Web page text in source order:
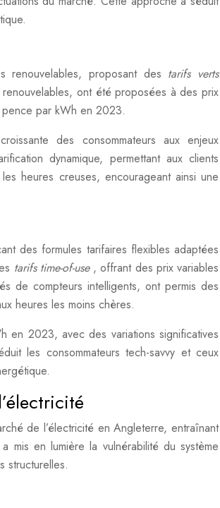
renouvelables, proposant des tarifs verts
ont été proposées à des prix
pence par kWh en 2023.
des consommateurs aux enjeux
dynamique, permettant aux clients
heures creuses, encourageant ainsi une
des formules tarifaires flexibles adaptées
tarifs time-of-use , offrant des prix variables
de compteurs intelligents, ont permis des
heures les moins chères.
en 2023, avec des variations significatives
les consommateurs tech-savvy et ceux
de l’électricité en Angleterre, entraînant
mis en lumière la vulnérabilité du système
structurelles.